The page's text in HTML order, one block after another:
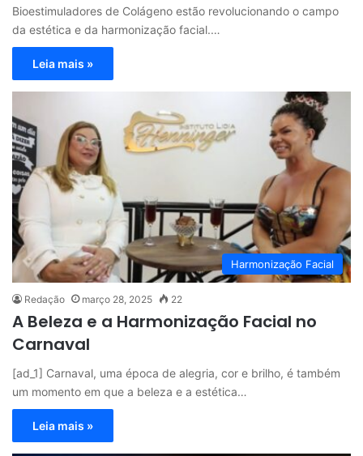
Bioestimuladores de Colágeno estão revolucionando o campo
da estética e da harmonização facial.…
Leia mais »
Harmonização Facial
Redação março 28, 2025 22
A Beleza e a Harmonização Facial no
Carnaval
[ad_1] Carnaval, uma época de alegria, cor e brilho, é também
um momento em que a beleza e a estética…
Leia mais »